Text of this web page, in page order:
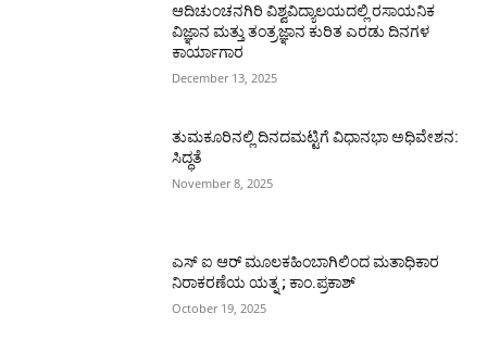
ಆದಿಚುಂಚನಗಿರಿ ವಿಶ್ವವಿದ್ಯಾಲಯದಲ್ಲಿ ರಸಾಯನಿಕ
ವಿಜ್ಞಾನ ಮತ್ತು ತಂತ್ರಜ್ಞಾನ ಕುರಿತ ಎರಡು ದಿನಗಳ
ಕಾರ್ಯಾಗಾರ
December 13, 2025
ತುಮಕೂರಿನಲ್ಲಿ ದಿನದಮಟ್ಟಿಗೆ ವಿಧಾನಭಾ ಅಧಿವೇಶನ:
ಸಿದ್ಧತೆ
November 8, 2025
ಎಸ್ ಐ ಆರ್ ಮೂಲಕಹಿಂಬಾಗಿಲಿಂದ ಮತಾಧಿಕಾರ
ನಿರಾಕರಣೆಯ ಯತ್ನ ; ಕಾಂ.ಪ್ರಕಾಶ್
October 19, 2025